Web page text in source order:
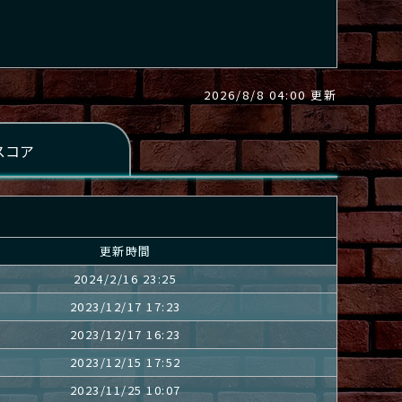
2026/8/8 04:00 更新
更新時間
2024/2/16 23:25
2023/12/17 17:23
2023/12/17 16:23
2023/12/15 17:52
2023/11/25 10:07